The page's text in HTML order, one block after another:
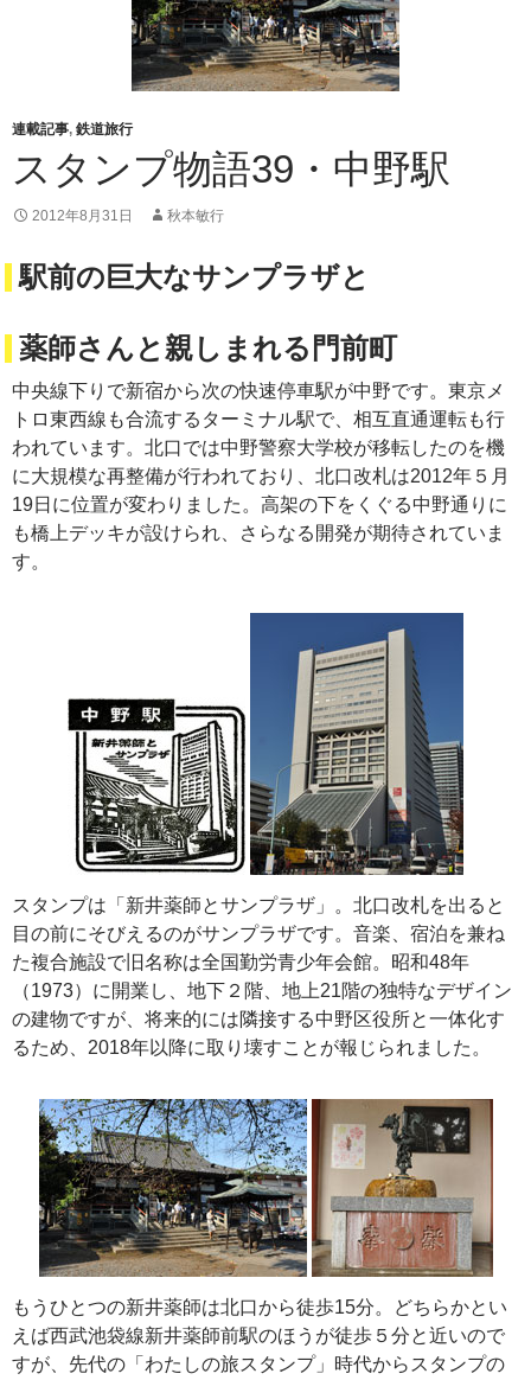
連載記事, 鉄道旅行
スタンプ物語39・中野駅
2012年8月31日 秋本敏行
駅前の巨大なサンプラザと
薬師さんと親しまれる門前町
中央線下りで新宿から次の快速停車駅が中野です。東京メ
トロ東西線も合流するターミナル駅で、相互直通運転も行
われています。北口では中野警察大学校が移転したのを機
に大規模な再整備が行われており、北口改札は2012年５月
19日に位置が変わりました。高架の下をくぐる中野通りに
も橋上デッキが設けられ、さらなる開発が期待されていま
す。
スタンプは「新井薬師とサンプラザ」。北口改札を出ると
目の前にそびえるのがサンプラザです。音楽、宿泊を兼ね
た複合施設で旧名称は全国勤労青少年会館。昭和48年
（1973）に開業し、地下２階、地上21階の独特なデザイン
の建物ですが、将来的には隣接する中野区役所と一体化す
るため、2018年以降に取り壊すことが報じられました。
もうひとつの新井薬師は北口から徒歩15分。どちらかとい
えば西武池袋線新井薬師前駅のほうが徒歩５分と近いので
すが、先代の「わたしの旅スタンプ」時代からスタンプの